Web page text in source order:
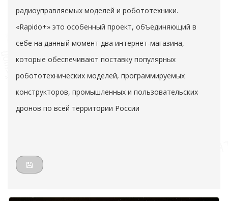
радиоуправляемых моделей и робототехники.
«Rapido+» это особенный проект, объединяющий в
себе на данный момент два интернет-магазина,
которые обеспечивают поставку популярных
робототехнических моделей, программируемых
конструкторов, промышленных и пользовательских
дронов по всей территории России